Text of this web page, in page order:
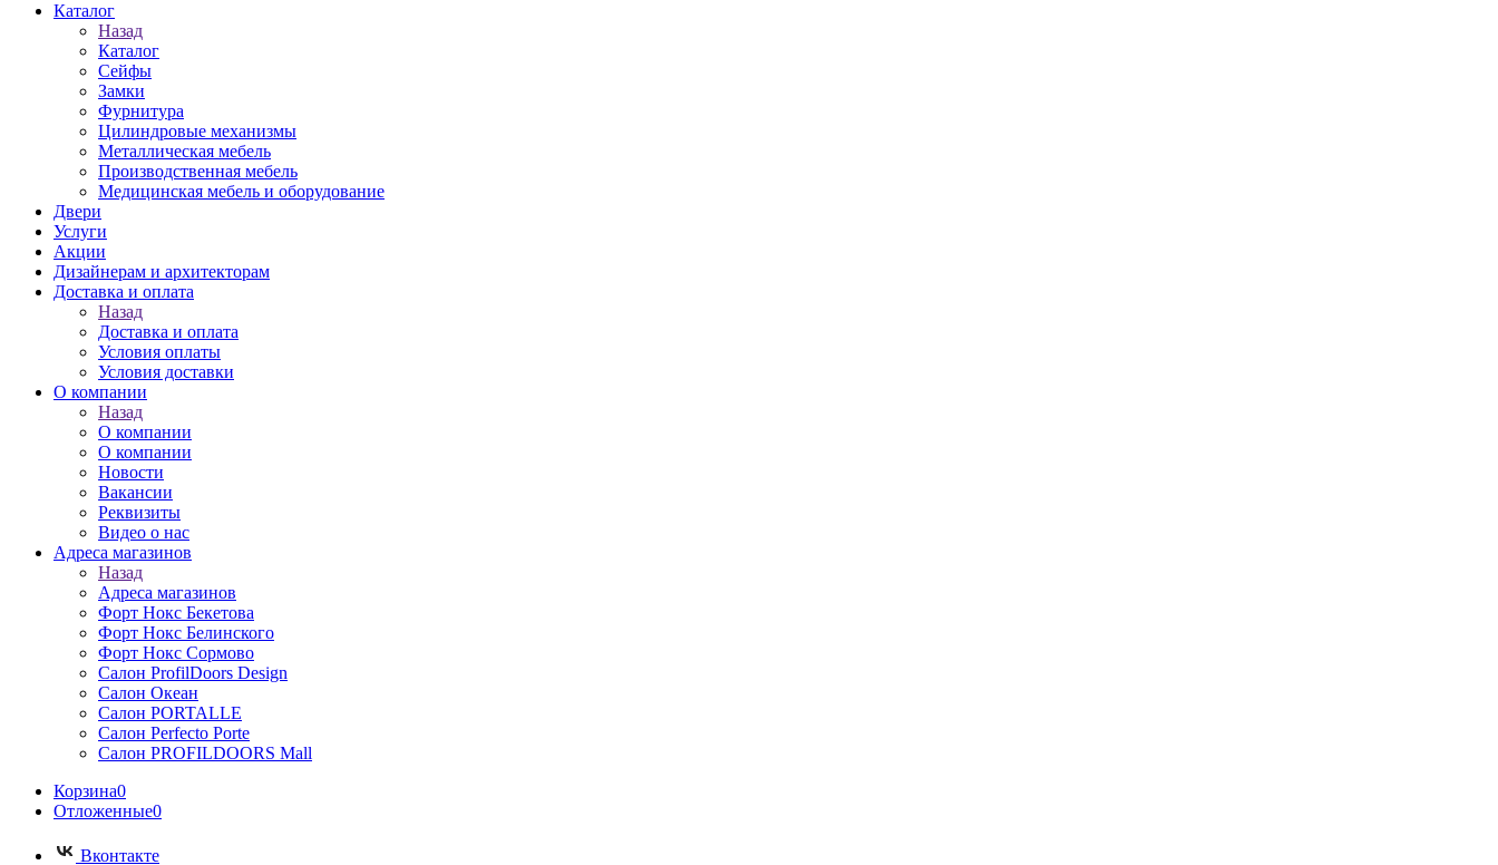
Каталог
Назад
Каталог
Сейфы
Замки
Фурнитура
Цилиндровые механизмы
Металлическая мебель
Производственная мебель
Медицинская мебель и оборудование
Двери
Услуги
Акции
Дизайнерам и архитекторам
Доставка и оплата
Назад
Доставка и оплата
Условия оплаты
Условия доставки
О компании
Назад
О компании
О компании
Новости
Вакансии
Реквизиты
Видео о нас
Адреса магазинов
Назад
Адреса магазинов
Форт Нокс Бекетова
Форт Нокс Белинского
Форт Нокс Сормово
Салон ProfilDoors Design
Салон Океан
Салон PORTALLE
Салон Perfecto Portе
Салон PROFILDOORS Mall
Корзина0
Отложенные0
Вконтакте